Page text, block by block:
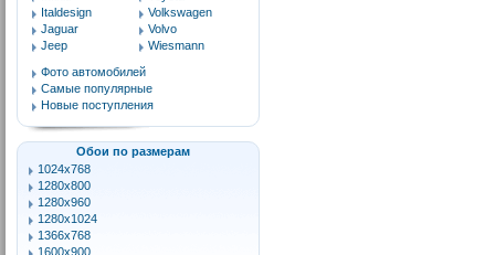
Italdesign
Jaguar
Jeep
Volkswagen
Volvo
Wiesmann
Фото автомобилей
Самые популярные
Новые поступления
Обои по размерам
1024x768
1280x800
1280x960
1280x1024
1366x768
1600x900